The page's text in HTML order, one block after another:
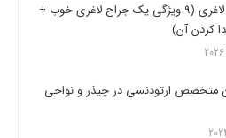
بهترین جراح لاغری (9 ویژگی یک جراح لاغری خوب +
کردن آن)
متخصص ارتودنسی در چیذر و نواحی